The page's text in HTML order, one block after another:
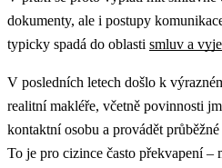
dokumenty, ale i postupy
typicky spadá do oblasti smluv a
V posledních letech došlo k
realitní makléře, včetně povinnosti
kontaktní osobu a provádět
To je pro cizince často překvapení –